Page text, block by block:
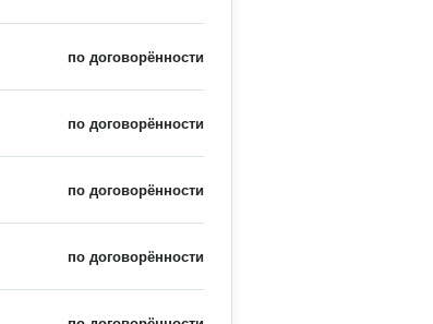
по договорённости
по договорённости
по договорённости
по договорённости